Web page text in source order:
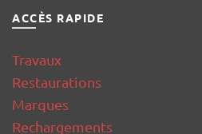
ACCÈS RAPIDE
Travaux
Restaurations
Marques
Rechargements